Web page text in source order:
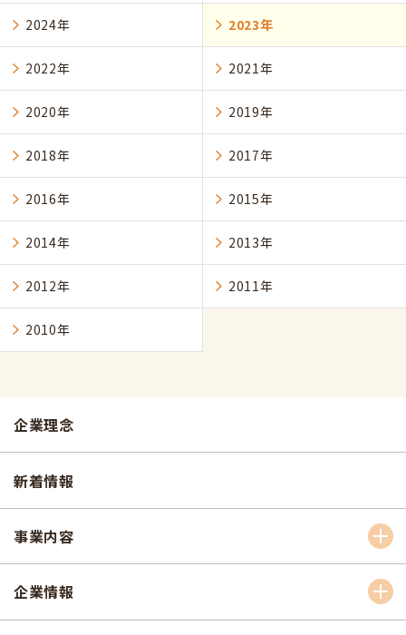
2024年 2023年
2022年 2021年
2020年 2019年
2018年 2017年
2016年 2015年
2014年 2013年
2012年 2011年
2010年
企業理念
新着情報
事業内容
企業情報